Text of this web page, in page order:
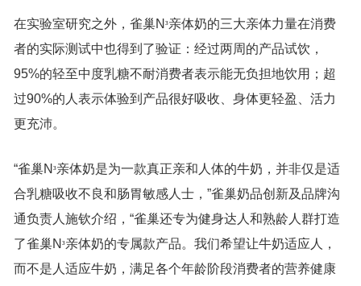
在实验室研究之外，雀巢N ³亲体奶的三大亲体力量在消费
者的实际测试中也得到了验证：经过两周的产品试饮，
95%的轻至中度乳糖不耐消费者表示能无负担地饮用；超
过90%的人表示体验到产品很好吸收、身体更轻盈、活力
更充沛。
“雀巢N ³亲体奶是为一款真正亲和人体的牛奶，并非仅是适
合乳糖吸收不良和肠胃敏感人士，”雀巢奶品创新及品牌沟
通负责人施钦介绍，“雀巢还专为健身达人和熟龄人群打造
了雀巢N ³亲体奶的专属款产品。我们希望让牛奶适应人，
而不是人适应牛奶，满足各个年龄阶段消费者的营养健康